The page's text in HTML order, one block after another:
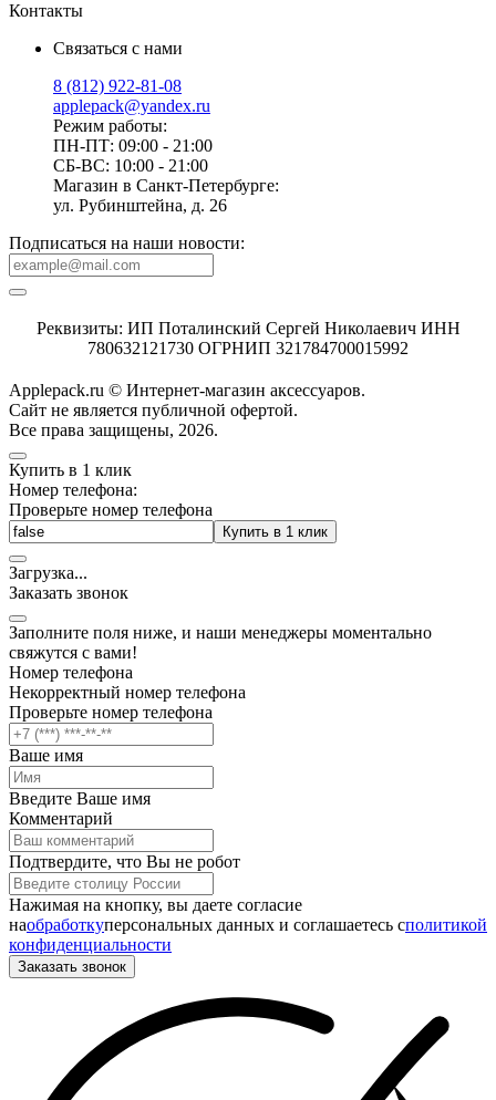
Контакты
Связаться с нами
8 (812) 922-81-08
applepack@yandex.ru
Режим работы:
ПН-ПТ: 09:00 - 21:00
СБ-ВС: 10:00 - 21:00
Магазин в Санкт-Петербурге:
ул. Рубинштейна, д. 26
Подписаться на наши новости:
Реквизиты: ИП Поталинский Сергей Николаевич ИНН
780632121730 ОГРНИП 321784700015992
Applepack.ru © Интернет-магазин аксессуаров.
Cайт не является публичной офертой.
Все права защищены, 2026.
Купить в 1 клик
Номер телефона:
Проверьте номер телефона
Купить в 1 клик
Загрузка...
Заказать звонок
Заполните поля ниже, и наши менеджеры моментально
свяжутся с вами!
Номер телефона
Некорректный номер телефона
Проверьте номер телефона
Ваше имя
Введите Ваше имя
Комментарий
Подтвердите, что Вы не робот
Нажимая на кнопку, вы даете согласие
наобработкуперсональных данных и соглашаетесь cполитикой
конфиденциальности
Заказать звонок